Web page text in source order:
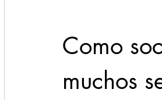
Como
muchos